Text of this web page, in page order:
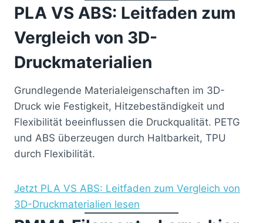
PLA VS ABS: Leitfaden zum
Vergleich von 3D-
Druckmaterialien
Grundlegende Materialeigenschaften im 3D-
Druck wie Festigkeit, Hitzebeständigkeit und
Flexibilität beeinflussen die Druckqualität. PETG
und ABS überzeugen durch Haltbarkeit, TPU
durch Flexibilität.
Jetzt PLA VS ABS: Leitfaden zum Vergleich von
3D-Druckmaterialien lesen